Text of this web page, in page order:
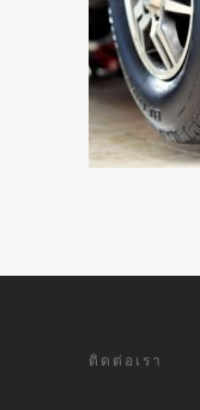
ติดต่อเรา